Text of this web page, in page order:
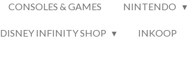
CONSOLES & GAMES NINTENDO
DISNEY INFINITY SHOP INKOOP